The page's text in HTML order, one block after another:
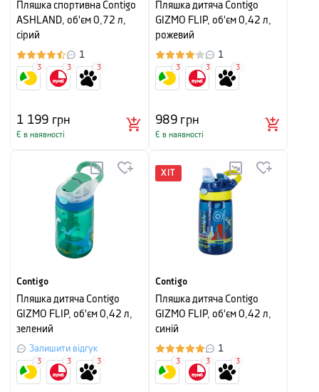
Пляшка спортивна Contigo
ASHLAND, об'єм 0,72 л,
сірий
1
1 199 грн
Є в наявності
3 3 3
Пляшка дитяча Contigo
GIZMO FLIP, об'єм 0,42 л,
рожевий
1
989грн
Є в наявності
3 3 3
Contigo
Пляшка дитяча Contigo
GIZMO FLIP, об'єм 0,42 л,
зелений
Залишити відгук
3 3 3
ХІТ
Contigo
Пляшка дитяча Contigo
GIZMO FLIP, об'єм 0,42 л,
синій
1
3 3 3